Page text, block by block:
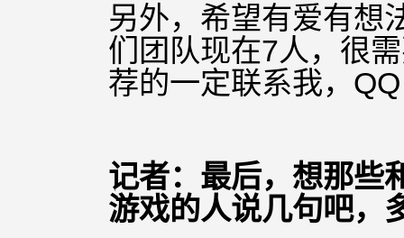
另外，希望有爱有想
们团队现在7人，很
荐的一定联系我，
记者：最后，想那些
游戏的人说几句吧，